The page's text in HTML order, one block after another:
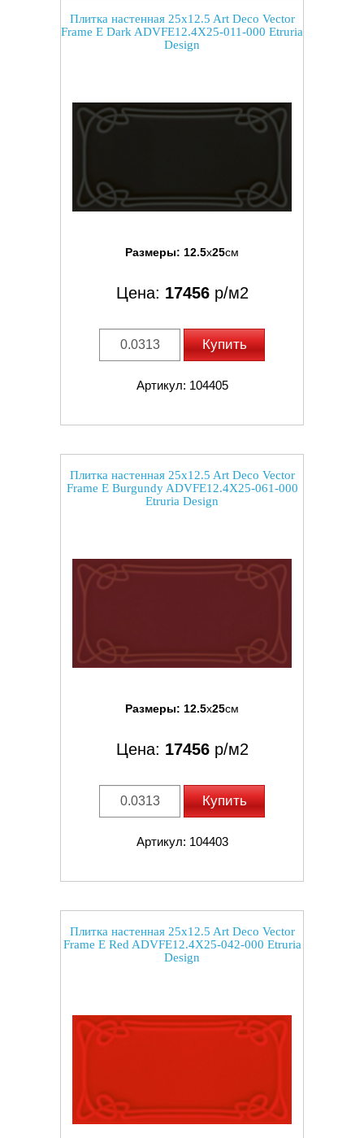
Плитка настенная 25x12.5 Art Deco Vector
Frame E Dark ADVFE12.4X25-011-000 Etruria
Design
Размеры: 12.5x25см
Цена: 17456р/м2
Купить
Артикул: 104405
Плитка настенная 25x12.5 Art Deco Vector
Frame E Burgundy ADVFE12.4X25-061-000
Etruria Design
Размеры: 12.5x25см
Цена: 17456р/м2
Купить
Артикул: 104403
Плитка настенная 25x12.5 Art Deco Vector
Frame E Red ADVFE12.4X25-042-000 Etruria
Design